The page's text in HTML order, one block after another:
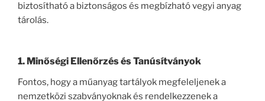
biztosítható a biztonságos és megbízható vegyi anyag
tárolás.
1. Minőségi Ellenőrzés és Tanúsítványok
Fontos, hogy a műanyag tartályok megfeleljenek a
nemzetközi szabványoknak és rendelkezzenek a